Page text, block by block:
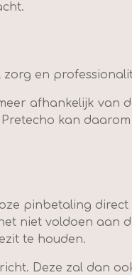
en
afhankelijk van
kan
pinbetaling
niet voldoen aan
te houden.
Deze zal dan